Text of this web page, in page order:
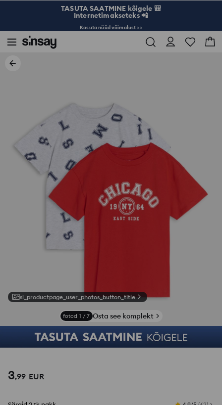
TASUTA SAATMINE kõigele 🎒
Internetimakseteks 📲
Kasuta nüüd võimalust >>
si_productpage_user_photos_button_title
fotod 1 / 7 Osta see komplekt
3,99 EUR